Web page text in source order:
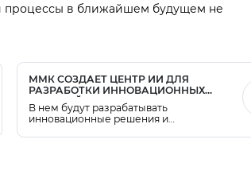
процессы в ближайшем будущем не
ММК СОЗДАЕТ ЦЕНТР ИИ ДЛЯ
РАЗРАБОТКИ ИННОВАЦИОННЫХ
РЕШЕНИЙ
В нем будут разрабатывать
инновационные решения и
проектов, направленных на